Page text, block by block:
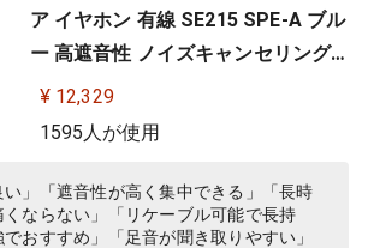
ア イヤホン 有線 SE215 SPE-A ブル
ー 高遮音性 ノイズキャンセリング
ゲーム ゲーミング スペシャルエデ
ィション カナル型 ワイヤレス変換
様 低音強化 配信 音楽 オーディオリ
スニング レコーディング 録音…
¥ 12,329
1595人が使用
い」「遮音性が高く集中できる」「長時
くならない」「リケーブル可能で長持
おすすめ」「足音が聞き取りやすい」